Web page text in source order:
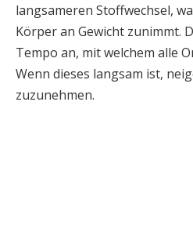
langsameren Stoffwechsel,
Körper an Gewicht zunimmt.
Tempo an, mit welchem alle
Wenn dieses langsam ist,
zuzunehmen.